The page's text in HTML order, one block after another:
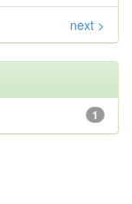
next >
1